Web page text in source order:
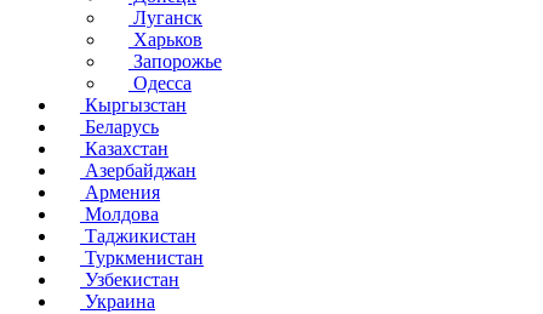
Луганск
Харьков
Запорожье
Одесса
Кыргызстан
Беларусь
Казахстан
Азербайджан
Армения
Молдова
Таджикистан
Туркменистан
Узбекистан
Украина